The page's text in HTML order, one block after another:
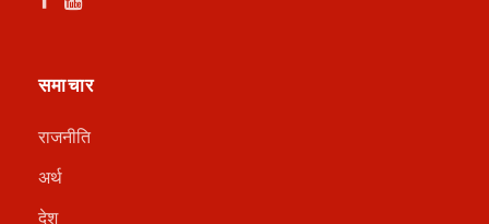
समाचार
राजनीति
अर्थ
देश